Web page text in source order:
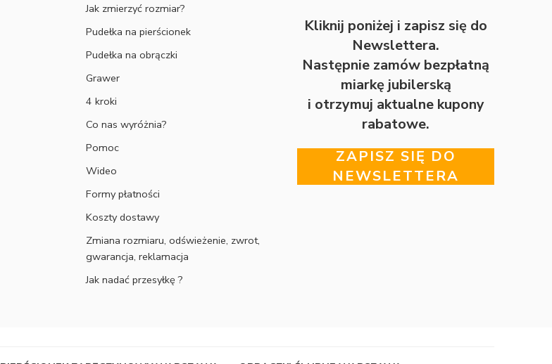
Jak zmierzyć rozmiar?
Pudełka na pierścionek
Pudełka na obrączki
Grawer
4 kroki
Co nas wyróżnia?
Pomoc
Wideo
Formy płatności
Koszty dostawy
Zmiana rozmiaru, odświeżenie, zwrot,
gwarancja, reklamacja
Jak nadać przesyłkę ?
Kliknij poniżej i zapisz się do
Newslettera.
Następnie zamów bezpłatną
miarkę jubilerską
i otrzymuj aktualne kupony
rabatowe.
ZAPISZ SIĘ DO
NEWSLETTERA